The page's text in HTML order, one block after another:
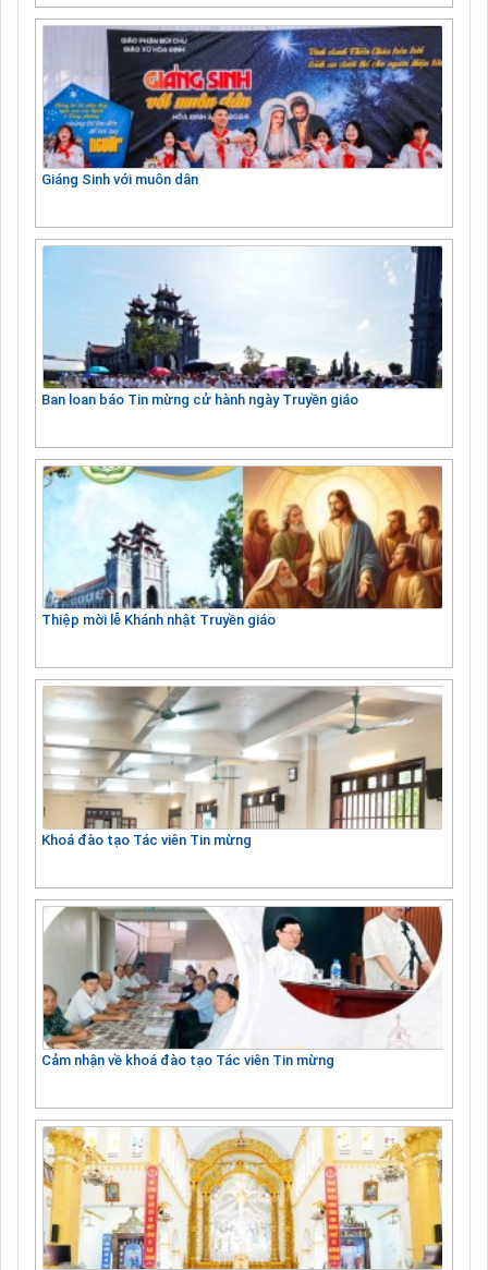
Giáng Sinh với muôn dân
Ban loan báo Tin mừng cử hành ngày Truyền giáo
Thiệp mời lễ Khánh nhật Truyền giáo
Khoá đào tạo Tác viên Tin mừng
Cảm nhận về khoá đào tạo Tác viên Tin mừng